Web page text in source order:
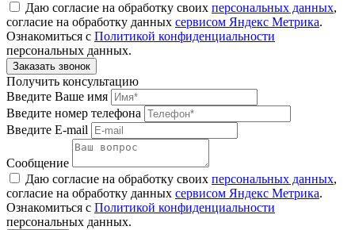
Даю согласие на обработку своих персональных данных,
согласие на обработку данных сервисом Яндекс Метрика.
Ознакомиться с Политикой конфиденциальности
персональных данных.
Получить консультацию
Введите Ваше имя
Введите номер телефона
Введите E-mail
Сообщение
Даю согласие на обработку своих персональных данных,
согласие на обработку данных сервисом Яндекс Метрика.
Ознакомиться с Политикой конфиденциальности
персональных данных.